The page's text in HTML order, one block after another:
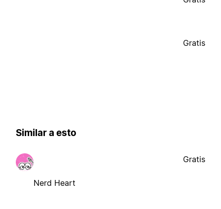
Gratis
Similar a esto
Nerd Heart
Gratis